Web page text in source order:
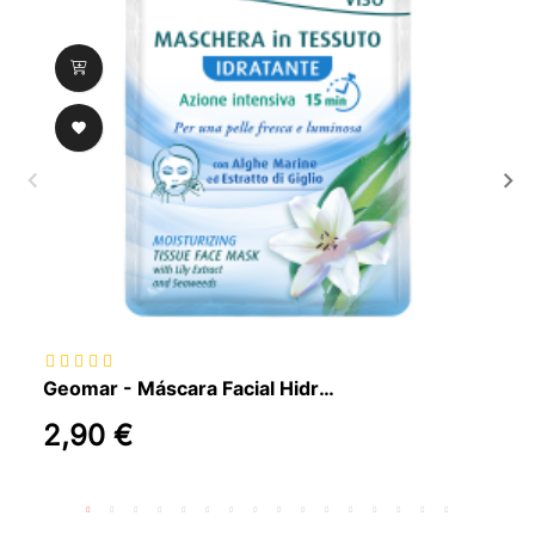

Geomar - Máscara Facial Hidratante em Tecido, 22ml
2,90 €